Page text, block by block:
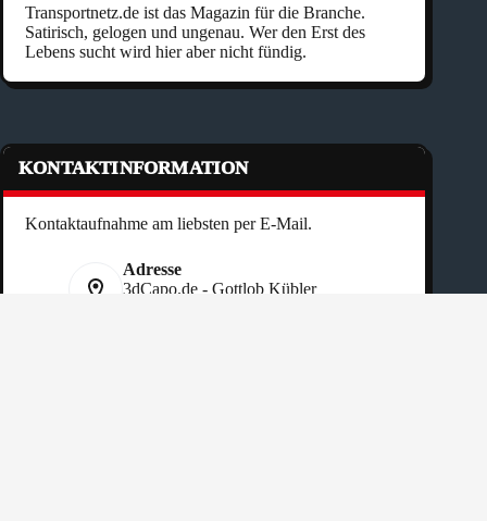
Transportnetz.de ist das Magazin für die Branche.
Satirisch, gelogen und ungenau. Wer den Erst des
Lebens sucht wird hier aber nicht fündig.
KONTAKTINFORMATION
Kontaktaufnahme am liebsten per E-Mail.
Adresse
3dCapo.de - Gottlob Kübler